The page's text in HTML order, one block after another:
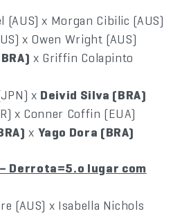
(AUS) x Morgan Cibilic (AUS)
x Owen Wright (AUS)
x Griffin Colapinto
x Deivid Silva (BRA)
x Conner Coffin (EUA)
x Yago Dora (BRA)
– Derrota=5.o lugar com
(AUS) x Isabella Nichols